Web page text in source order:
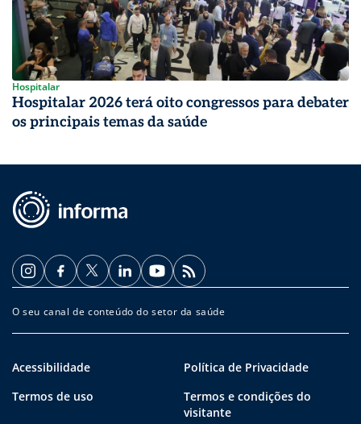
Hospitalar
Hospitalar 2026 terá oito congressos para debater
os principais temas da saúde
O seu canal de conteúdo do setor da saúde
Acessibilidade
Política de Privacidade
Termos de uso
Termos e condições do
visitante